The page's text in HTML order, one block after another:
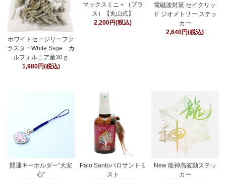
ホワイトセージリーフク
ラスターWhite Ssge カ
ルフォルニア産30ｇ
1,980円(税込)
マックスミニ＋（プラ
ス）【丸山式】
2,200円(税込)
電磁波対策 セイクリッ
ド ジオメトリー ステッ
カー
2,640円(税込)
開運キーホルダー“大安
心”
Palo Santoパロサントミ
スト
New 龍神高波動ステッ
カー